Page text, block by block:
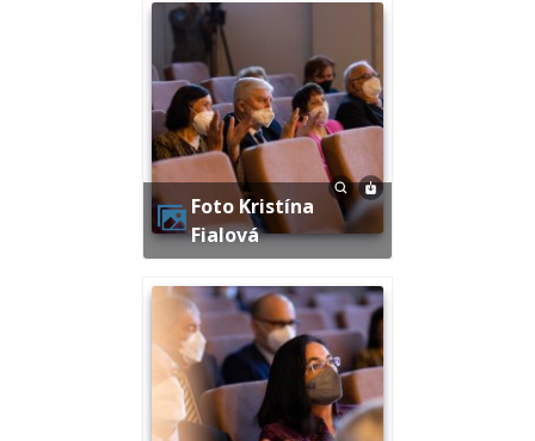
Foto Kristína
Fialová